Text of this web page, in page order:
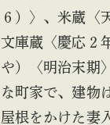
６）〉、米蔵〈
文庫蔵〈慶応２
や）〈明治末期
な町家で、建物
屋根をかけた妻